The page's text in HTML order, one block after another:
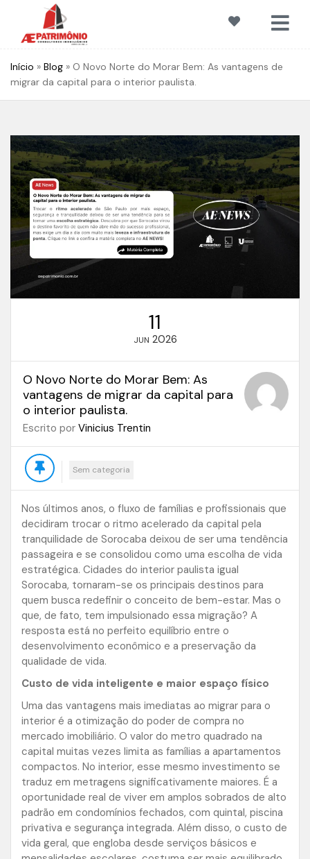
Início » Blog » O Novo Norte do Morar Bem: As vantagens de
migrar da capital para o interior paulista.
11
JUN 2026
O Novo Norte do Morar Bem: As
vantagens de migrar da capital para
o interior paulista.
Escrito por Vinicius Trentin
Sem categoria
Nos últimos anos, o fluxo de famílias e profissionais que
decidiram trocar o ritmo acelerado da capital pela
tranquilidade de Sorocaba deixou de ser uma tendência
passageira e se consolidou como uma escolha de vida
estratégica. Cidades do interior paulista igual
Sorocaba, tornaram-se os principais destinos para
quem busca redefinir o conceito de bem-estar. Mas o
que, de fato, tem impulsionado essa migração? A
resposta está no perfeito equilíbrio entre o
desenvolvimento econômico e a preservação da
qualidade de vida.
Custo de vida inteligente e maior espaço físico
Uma das vantagens mais imediatas ao migrar para o
interior é a otimização do poder de compra no
mercado imobiliário. O valor do metro quadrado na
capital muitas vezes limita as famílias a apartamentos
compactos. No interior, esse mesmo investimento se
traduz em metragens significativamente maiores. É a
oportunidade real de viver em amplos sobrados de alto
padrão em condomínios fechados, com quintal, piscina
privativa e segurança integrada. Além disso, o custo de
vida geral, que engloba desde serviços básicos e